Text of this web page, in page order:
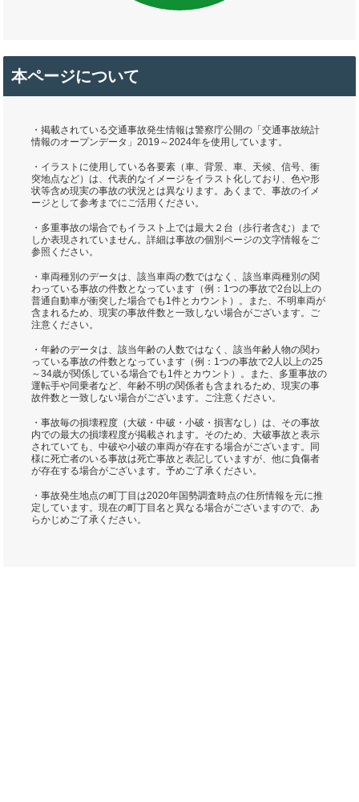
本ページについて
・掲載されている交通事故発生情報は警察庁公開の「交通事故統計
情報のオープンデータ」2019～2024年を使用しています。
・イラストに使用している各要素（車、背景、車、天候、信号、衝
突地点など）は、代表的なイメージをイラスト化しており、色や形
状等含め現実の事故の状況とは異なります。あくまで、事故のイメ
ージとして参考までにご活用ください。
・多重事故の場合でもイラスト上では最大２台（歩行者含む）まで
しか表現されていません。詳細は事故の個別ページの文字情報をご
参照ください。
・車両種別のデータは、該当車両の数ではなく、該当車両種別の関
わっている事故の件数となっています（例：1つの事故で2台以上の
普通自動車が衝突した場合でも1件とカウント）。また、不明車両が
含まれるため、現実の事故件数と一致しない場合がございます。ご
注意ください。
・年齢のデータは、該当年齢の人数ではなく、該当年齢人物の関わ
っている事故の件数となっています（例：1つの事故で2人以上の25
～34歳が関係している場合でも1件とカウント）。また、多重事故の
運転手や同乗者など、年齢不明の関係者も含まれるため、現実の事
故件数と一致しない場合がございます。ご注意ください。
・事故毎の損壊程度（大破・中破・小破・損害なし）は、その事故
内での最大の損壊程度が掲載されます。そのため、大破事故と表示
されていても、中破や小破の車両が存在する場合がございます。同
様に死亡者のいる事故は死亡事故と表記していますが、他に負傷者
が存在する場合がございます。予めご了承ください。
・事故発生地点の町丁目は2020年国勢調査時点の住所情報を元に推
定しています。現在の町丁目名と異なる場合がございますので、あ
らかじめご了承ください。